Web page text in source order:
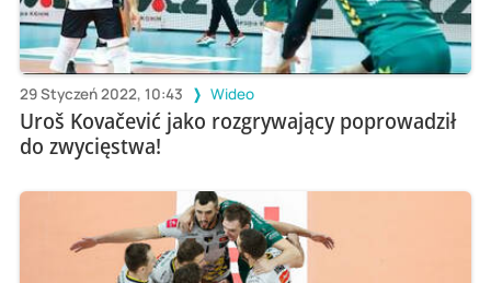
29 Styczeń 2022, 10:43 Wideo
Uroš Kovačević jako rozgrywający poprowadził
do zwycięstwa!